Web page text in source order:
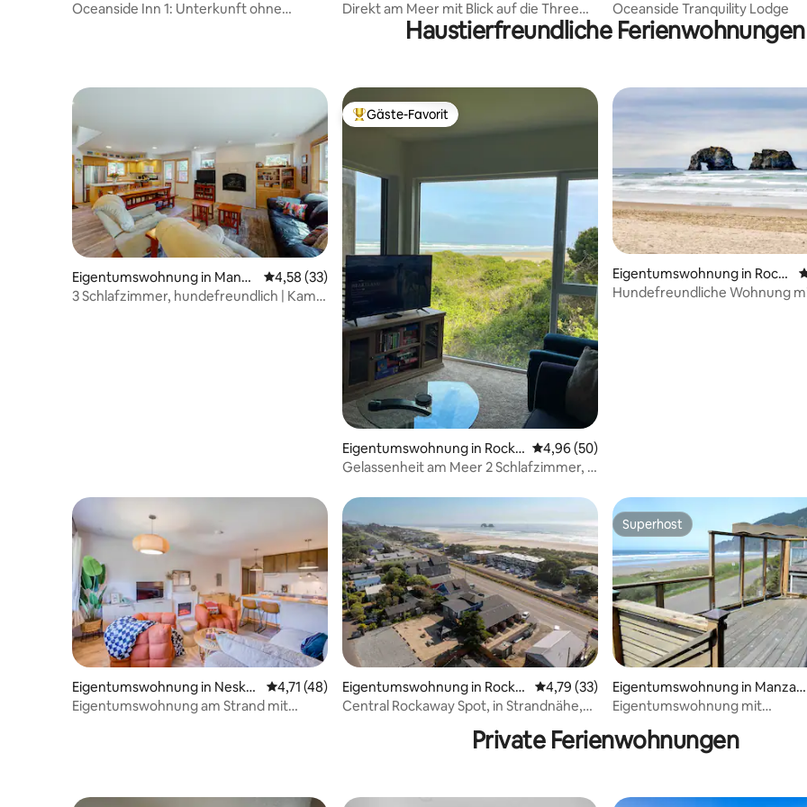
nside
Oceanside Inn 1: Unterkunft ohne
mook
Direkt am Meer mit Blick auf die Three
Arch Rocks
mook
Oceanside Tranquility Lodge
Haustierfreundliche Ferienwohnungen
Eigentumswohnung in Manza
nita
Durchschnittliche Bewertung: 4,58 von 5, 33 Bewertungen
4,58 (33)
3 Schlafzimmer, hundefreundlich | Kamin
Beliebter Gäste-Favorit.
Gäste-Favorit
Eigentumswohnung in Rocka
way Beach
Durchschnittliche Bewertung: 4,96 von 5,
4,96 (50)
Gelassenheit am Meer 2 Schlafzimmer, 2
Eigentumswohnung in Rock
away Beach
Hundefreundliche Wohnung
Eigentumswohnung in Nesko
win
Durchschnittliche Bewertung: 4,71 von 5, 48 Bewertungen
4,71 (48)
Eigentumswohnung am Strand mit
Eigentumswohnung in Rocka
way Beach
Durchschnittliche Bewertung: 4,79 von 5,
4,79 (33)
Central Rockaway Spot, in Strandnähe,
Superhost
Superhost
Eigentumswohnung in Manzan
ita
Eigentumswohnung mit
atemberaubender Aussicht, 1
Private Ferienwohnungen